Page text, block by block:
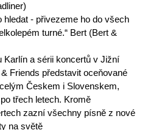
- přivezeme ho do všech
turné.“ Bert (Bert &
Karlín a sérii koncertů v Jižní
Friends představit oceňované
Českem i Slovenskem,
třech letech. Kromě
zazní všechny písně z nové
na světě